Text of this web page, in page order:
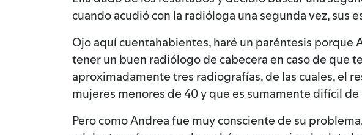
cuando acudió con la radióloga una segunda vez,
Ojo aquí cuentahabientes, haré un paréntesis porque
tener un buen radiólogo de cabecera en caso de que
aproximadamente tres radiografías, de las cuales, el
mujeres menores de 40 y que es sumamente difícil de
Pero como Andrea fue muy consciente de su